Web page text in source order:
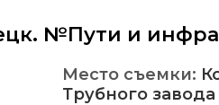
№Пути и
Место съемки:
Трубного завода